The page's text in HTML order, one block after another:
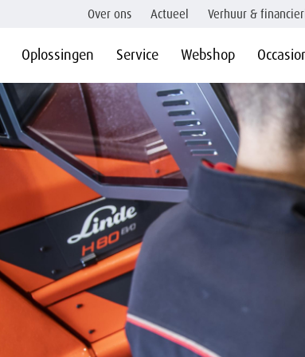
Oplossingen Service Webshop
Over ons Actueel Verhuur &